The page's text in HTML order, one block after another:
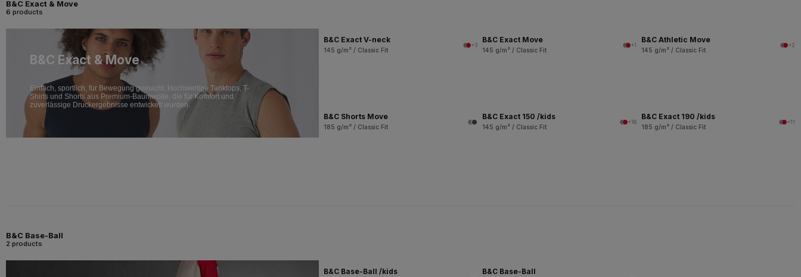
B&C Exact & Move
6 products
B&C Exact & Move
Einfach, sportlich, für Bewegung gemacht. Hochwertige Tanktops, T-
Shirts und Shorts aus Premium-Baumwolle, die für Komfort und
zuverlässige Druckergebnisse entwickelt wurden.
B&C Exact V-neck
145 g/m² / Classic Fit
+3
B&C Exact Move
145 g/m² / Classic Fit
+1
B&C Athletic Move
145 g/m² / Classic Fit
+2
B&C Shorts Move
185 g/m² / Classic Fit
B&C Exact 150 /kids
145 g/m² / Classic Fit
+16
B&C Exact 190 /kids
185 g/m² / Classic Fit
+11
B&C Base-Ball
2 products
B&C Base-Ball /kids B&C Base-Ball